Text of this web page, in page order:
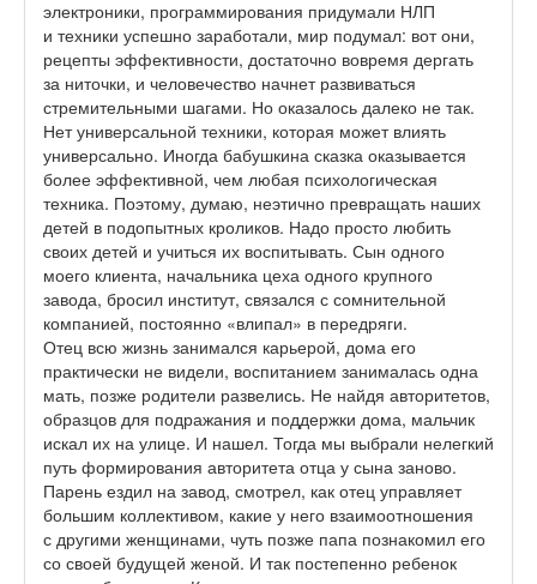
электроники, программирования придумали НЛП
и техники успешно заработали, мир подумал: вот они,
рецепты эффективности, достаточно вовремя дергать
за ниточки, и человечество начнет развиваться
стремительными шагами. Но оказалось далеко не так.
Нет универсальной техники, которая может влиять
универсально. Иногда бабушкина сказка оказывается
более эффективной, чем любая психологическая
техника. Поэтому, думаю, неэтично превращать наших
детей в подопытных кроликов. Надо просто любить
своих детей и учиться их воспитывать. Сын одного
моего клиента, начальника цеха одного крупного
завода, бросил институт, связался с сомнительной
компанией, постоянно «влипал» в передряги.
Отец всю жизнь занимался карьерой, дома его
практически не видели, воспитанием занималась одна
мать, позже родители развелись. Не найдя авторитетов,
образцов для подражания и поддержки дома, мальчик
искал их на улице. И нашел. Тогда мы выбрали нелегкий
путь формирования авторитета отца у сына заново.
Парень ездил на завод, смотрел, как отец управляет
большим коллективом, какие у него взаимоотношения
с другими женщинами, чуть позже папа познакомил его
со своей будущей женой. И так постепенно ребенок